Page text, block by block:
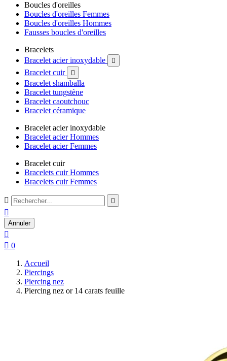
Boucles d'oreilles
Boucles d'oreilles Femmes
Boucles d'oreilles Hommes
Fausses boucles d'oreilles
Bracelets
Bracelet acier inoxydable

Bracelet cuir 
Bracelet shamballa
Bracelet tungstène
Bracelet caoutchouc
Bracelet céramique
Bracelet acier inoxydable
Bracelet acier Hommes
Bracelet acier Femmes
Bracelet cuir
Bracelets cuir Hommes
Bracelets cuir Femmes
 

Annuler

 0
Accueil
Piercings
Piercing nez
Piercing nez or 14 carats feuille